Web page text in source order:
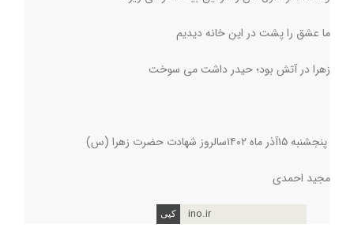
ما عشق را پشت در این خانه دیدیم
زهرا در آتش بود؛ حیدر داشت می سوخت
پنجشنبه ۱۵آذر ماه ۱۴۰۲سالروز شهادت حضرت زهرا (س)
مجید احمدی
ino.ir